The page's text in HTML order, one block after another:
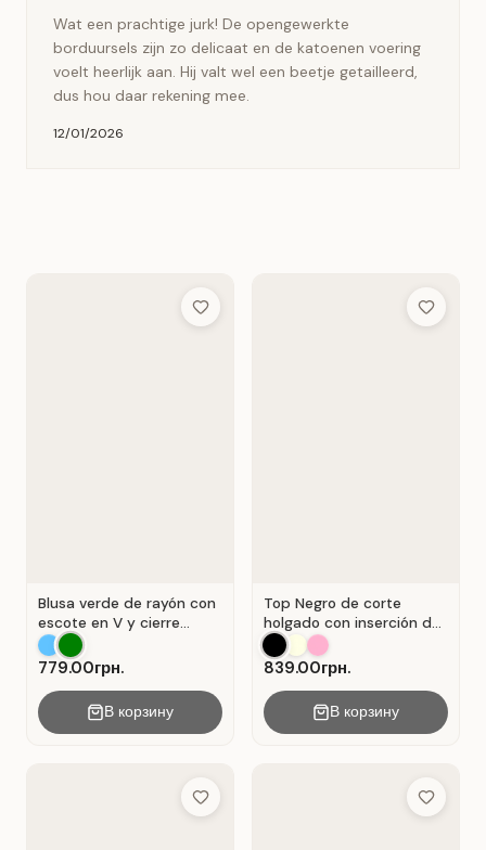
Wat een prachtige jurk! De opengewerkte
borduursels zijn zo delicaat en de katoenen voering
voelt heerlijk aan. Hij valt wel een beetje getailleerd,
dus hou daar rekening mee.
12/01/2026
Add to Wish List
Blusa verde de rayón con
escote en V y cierre
Verde .
779.00грн.
В корзину
Add to
Top Negro de corte
holgado con inserción de
encaje calado.
839.00грн.
В корзину
Add to Wish List Add to